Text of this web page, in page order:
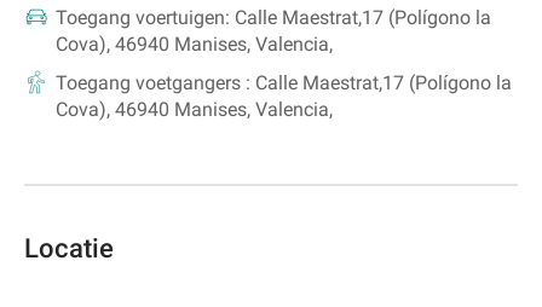
Toegang voertuigen: Calle Maestrat,17 (Polígono la
Cova), 46940 Manises, Valencia,
Toegang voetgangers : Calle Maestrat,17 (Polígono la
Cova), 46940 Manises, Valencia,
Locatie